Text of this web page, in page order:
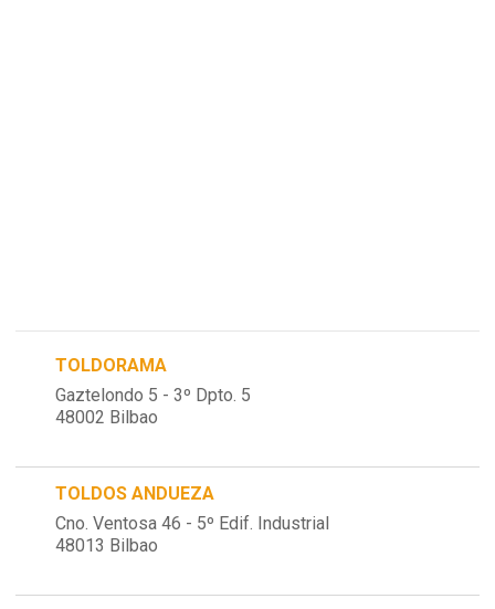
TOLDORAMA
Gaztelondo 5 - 3º Dpto. 5
48002 Bilbao
TOLDOS ANDUEZA
Cno. Ventosa 46 - 5º Edif. Industrial
48013 Bilbao